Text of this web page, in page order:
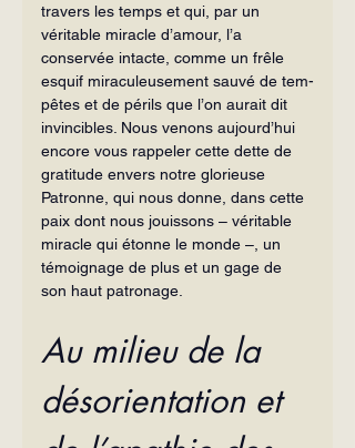
travers les temps et qui, par un
véritable miracle d’amour, l’a
conservée intacte, comme un frêle
esquif miraculeusement sauvé de tem­
pêtes et de périls que l’on aurait dit
invincibles. Nous venons aujourd’hui
en­core vous rappeler cette dette de
gratitude envers notre glorieuse
Patronne, qui nous donne, dans cette
paix dont nous jouissons – véritable
miracle qui étonne le monde –, un
témoignage de plus et un gage de
son haut patronage.
Au milieu de la
désorientation et